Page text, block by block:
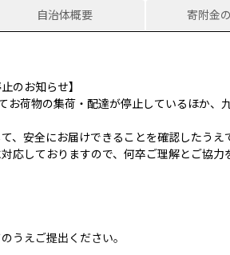
自治体概要 寄附金
のお知らせ】
荷物の集荷・配達が停止しているほか、
安全にお届けできることを確認したうえ
しておりますので、何卒ご理解とご協力
うえご提出ください。